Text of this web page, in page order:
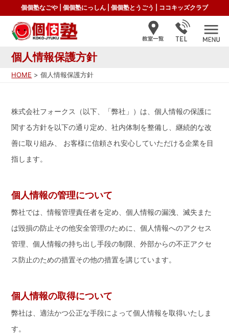
個個塾なごや 個個塾にっしん 個個塾とうごう ココキッズクラブ
個人情報保護方針
HOME > 個人情報保護方針
株式会社フォークス（以下、「弊社」）は、個人情報の保護に
関する方針を以下の通り定め、社内体制を整備し、継続的な改
善に取り組み、 お客様に信頼され安心していただける企業を目
指します。
個人情報の管理について
弊社では、情報管理責任者を定め、個人情報の漏洩、滅失また
は毀損の防止その他安全管理のために、個人情報へのアクセス
管理、個人情報の持ち出し手段の制限、外部からの不正アクセ
ス防止のための措置その他の措置を講じています。
個人情報の取得について
弊社は、適法かつ公正な手段によって個人情報を取得いたしま
す。